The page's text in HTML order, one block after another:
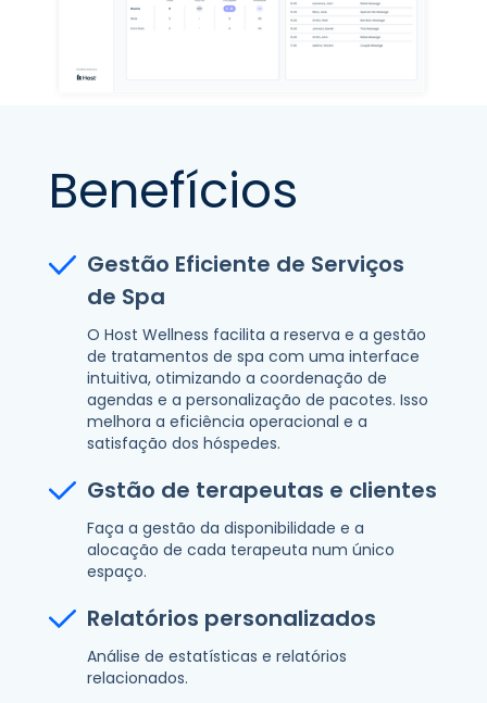
Benefícios
Gestão Eficiente de Serviços
de Spa
O Host Wellness facilita a reserva e a gestão
de tratamentos de spa com uma interface
intuitiva, otimizando a coordenação de
agendas e a personalização de pacotes. Isso
melhora a eficiência operacional e a
satisfação dos hóspedes.
Gstão de terapeutas e clientes
Faça a gestão da disponibilidade e a
alocação de cada terapeuta num único
espaço.
Relatórios personalizados
Análise de estatísticas e relatórios
relacionados.